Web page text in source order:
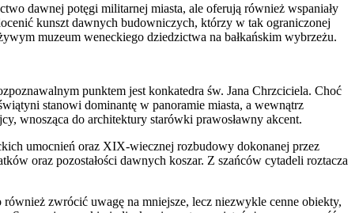
dawnej potęgi militarnej miasta, ale oferują również wspaniały
kunszt dawnych budowniczych, którzy w tak ograniczonej
muzeum weneckiego dziedzictwa na bałkańskim wybrzeżu.
punktem jest konkatedra św. Jana Chrzciciela. Choć
stanowi dominantę w panoramie miasta, a wewnątrz
wnosząca do architektury starówki prawosławny akcent.
umocnień oraz XIX-wiecznej rozbudowy dokonanej przez
oraz pozostałości dawnych koszar. Z szańców cytadeli roztacza
zwrócić uwagę na mniejsze, lecz niezwykle cenne obiekty,